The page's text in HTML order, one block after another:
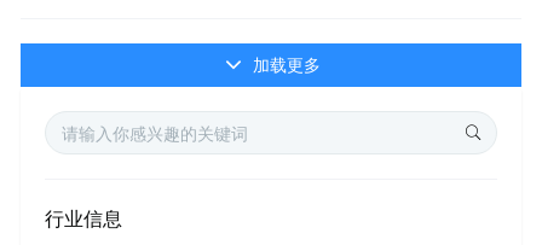
加载更多
行业信息